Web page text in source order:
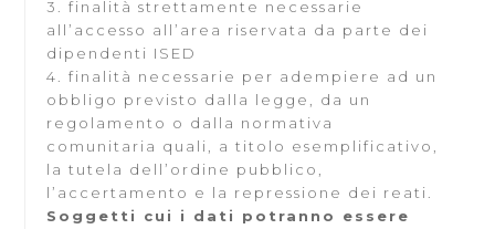
3. finalità strettamente necessarie
all’accesso all’area riservata da parte dei
dipendenti ISED
4. finalità necessarie per adempiere ad un
obbligo previsto dalla legge, da un
regolamento o dalla normativa
comunitaria quali, a titolo esemplificativo,
la tutela dell’ordine pubblico,
l’accertamento e la repressione dei reati.
Soggetti cui i dati potranno essere